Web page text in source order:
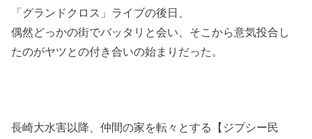
「グランドクロス」ライブの後日、
偶然どっかの街でバッタリと会い、そこから意気投合し
たのがヤツとの付き合いの始まりだった。
長崎大水害以降、仲間の家を転々とする【ジプシー民